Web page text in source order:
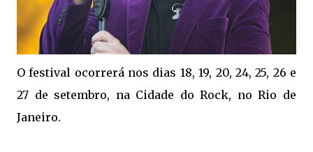
O festival ocorrerá nos dias 18, 19, 20, 24, 25, 26 e
27 de setembro, na Cidade do Rock, no Rio de
Janeiro.